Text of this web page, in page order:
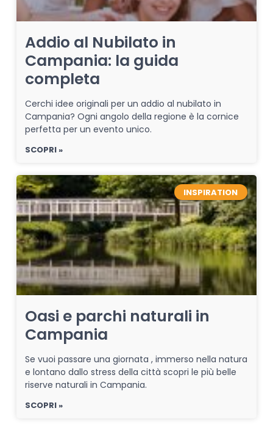
Addio al Nubilato in
Campania: la guida
completa
Cerchi idee originali per un addio al nubilato in
Campania? Ogni angolo della regione è la cornice
perfetta per un evento unico.
SCOPRI »
INSPIRATION
Oasi e parchi naturali in
Campania
Se vuoi passare una giornata , immerso nella natura
e lontano dallo stress della città scopri le più belle
riserve naturali in Campania.
SCOPRI »